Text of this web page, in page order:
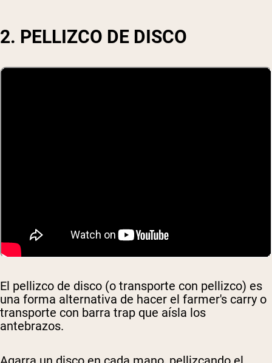
2. PELLIZCO DE DISCO
El pellizco de disco (o transporte con pellizco) es
una forma alternativa de hacer el farmer's carry o
transporte con barra trap que aísla los
antebrazos.